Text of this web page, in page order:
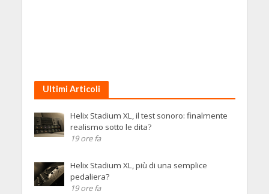
Ultimi Articoli
Helix Stadium XL, il test sonoro: finalmente
realismo sotto le dita?
19 ore fa
Helix Stadium XL, più di una semplice
pedaliera?
19 ore fa